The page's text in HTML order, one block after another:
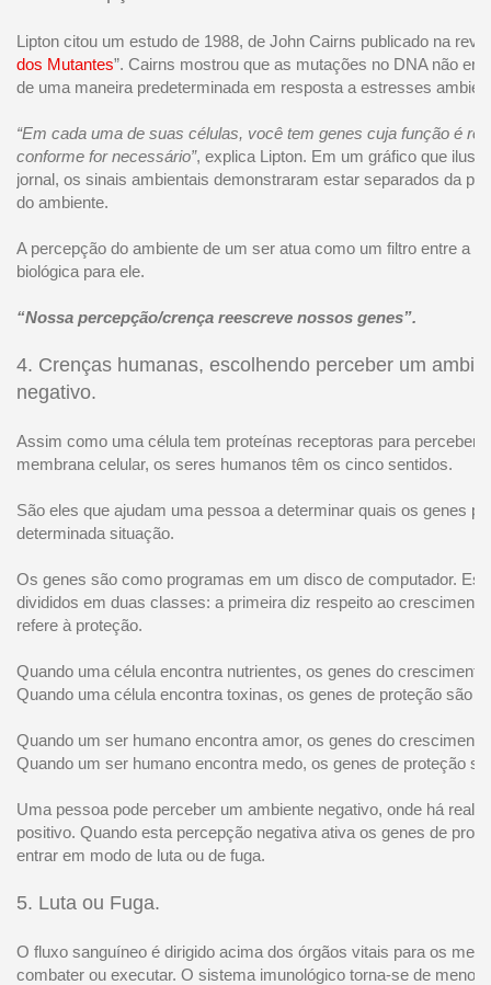
Lipton citou um estudo de 1988, de John Cairns publicado na
dos Mutantes”. Cairns mostrou que as mutações no DNA não
de uma maneira predeterminada em resposta a estresses
“Em cada uma de suas células, você tem genes cuja função é
conforme for necessário”, explica Lipton. Em um gráfico que
jornal, os sinais ambientais demonstraram estar separados da
do ambiente.
A percepção do ambiente de um ser atua como um filtro entre a
biológica para ele.
“Nossa percepção/crença reescreve nossos genes”.
4. Crenças humanas, escolhendo perceber um
negativo.
Assim como uma célula tem proteínas receptoras para perceber
membrana celular, os seres humanos têm os cinco sentidos.
São eles que ajudam uma pessoa a determinar quais os genes
determinada situação.
Os genes são como programas em um disco de computador.
divididos em duas classes: a primeira diz respeito ao
refere à proteção.
Quando uma célula encontra nutrientes, os genes do
Quando uma célula encontra toxinas, os genes de proteção são
Quando um ser humano encontra amor, os genes do
Quando um ser humano encontra medo, os genes de proteção
Uma pessoa pode perceber um ambiente negativo, onde há
positivo. Quando esta percepção negativa ativa os genes de
entrar em modo de luta ou de fuga.
5. Luta ou Fuga.
O fluxo sanguíneo é dirigido acima dos órgãos vitais para os
combater ou executar. O sistema imunológico torna-se de menor